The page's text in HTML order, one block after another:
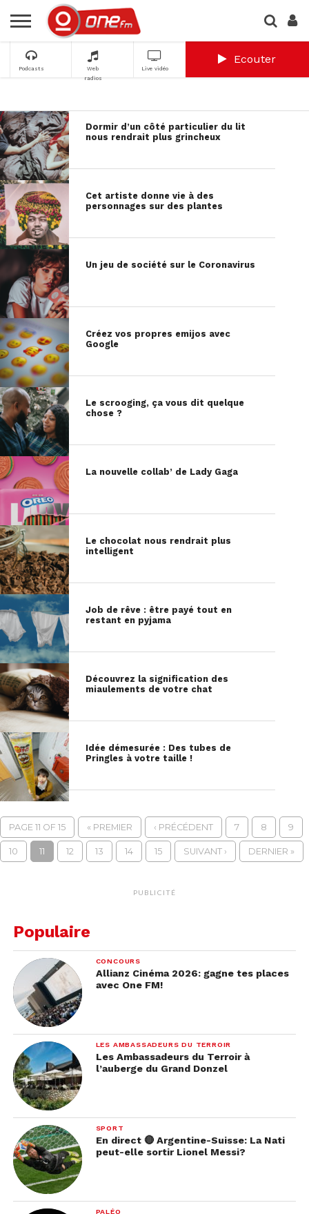
Podcasts
Web
radios
Live vidéo
Ecouter
Dormir d’un côté particulier du lit
nous rendrait plus grincheux
Cet artiste donne vie à des
personnages sur des plantes
Un jeu de société sur le Coronavirus
Créez vos propres emijos avec
Google
Le scrooging, ça vous dit quelque
chose ?
La nouvelle collab’ de Lady Gaga
Le chocolat nous rendrait plus
intelligent
Job de rêve : être payé tout en
restant en pyjama
Découvrez la signification des
miaulements de votre chat
Idée démesurée : Des tubes de
Pringles à votre taille !
PAGE 11 OF 15 « PREMIER ‹ PRÉCÉDENT 7 8 9
10 11 12 13 14 15 SUIVANT › DERNIER »
PUBLICITÉ
Populaire
CONCOURS
Allianz Cinéma 2026: gagne tes places
avec One FM!
LES AMBASSADEURS DU TERROIR
Les Ambassadeurs du Terroir à
l’auberge du Grand Donzel
SPORT
En direct 🔴 Argentine-Suisse: La Nati
peut-elle sortir Lionel Messi?
PALÉO